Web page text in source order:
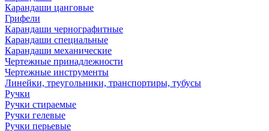
Карандаши цанговые
Грифели
Карандаши чернографитные
Карандаши специальные
Карандаши механические
Чертежные принадлежности
Чертежные инструменты
Линейки, треугольники, транспортиры, тубусы
Ручки
Ручки стираемые
Ручки гелевые
Ручки перьевые